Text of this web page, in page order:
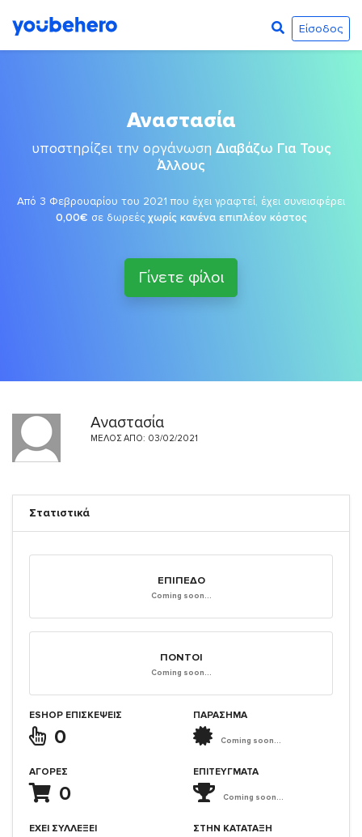
Είσοδος
Αναστασία
υποστηρίζει την οργάνωση Διαβάζω Για Τους
Άλλους
Από 3 Φεβρουαρίου του 2021 που έχει γραφτεί, έχει συνεισφέρει
0,00€ σε δωρεές χωρίς κανένα επιπλέον κόστος
Γίνετε φίλοι
Αναστασία
ΜΈΛΟΣ ΑΠΌ: 03/02/2021
Στατιστικά
ΕΠΊΠΕΔΟ
Coming soon...
ΠΌΝΤΟΙ
Coming soon...
ESHOP ΕΠΙΣΚΈΨΕΙΣ
0
ΑΓΟΡΈΣ
0
ΈΧΕΙ ΣΥΛΛΈΞΕΙ
ΠΑΡΑΣΗΜΑ
Coming soon...
ΕΠΙΤΕΎΓΜΑΤΑ
Coming soon...
ΣΤΗΝ ΚΑΤΆΤΑΞΗ